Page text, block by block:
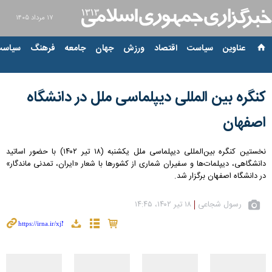
۱۷ مرداد ۱۴۰۵
عناوین‌ سیاست اقتصاد ورزش جهان جامعه فرهنگ
کنگره بین المللی دیپلماسی ملل در دانشگاه
اصفهان
نخستین کنگره بین‌المللی دیپلماسی ملل یکشنبه (۱۸ تیر ۱۴۰۲) با حضور اساتید
دانشگاهی، دیپلمات‌ها و سفیران شماری از کشورها با شعار «ایران، تمدنی ماندگار»
در دانشگاه اصفهان برگزار شد.
رسول شجاعی ۱۸ تیر ۱۴۰۲، ۱۴:۴۵